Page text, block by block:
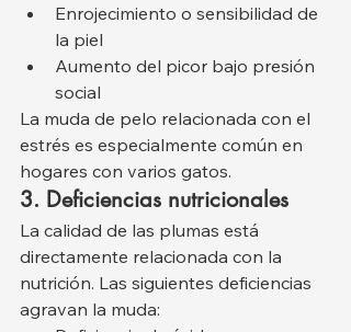
Enrojecimiento o sensibilidad de
la piel
Aumento del picor bajo presión
social
La muda de pelo relacionada con el
estrés es especialmente común en
hogares con varios gatos.
3. Deficiencias nutricionales
La calidad de las plumas está
directamente relacionada con la
nutrición. Las siguientes deficiencias
agravan la muda: